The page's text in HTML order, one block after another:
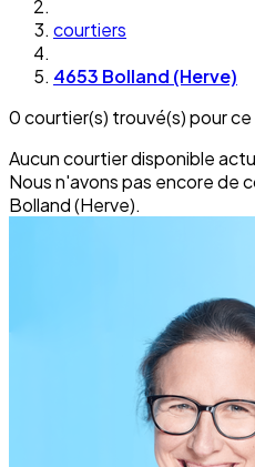
courtiers
4653 Bolland (Herve)
0 courtier(s) trouvé(s) pour
Aucun courtier disponible
Nous n'avons pas encore de
Bolland (Herve).